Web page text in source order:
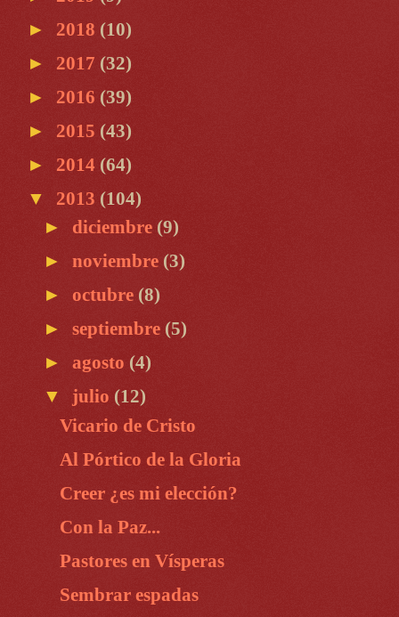
► 2018 (10)
► 2017 (32)
► 2016 (39)
► 2015 (43)
► 2014 (64)
▼ 2013 (104)
► diciembre (9)
► noviembre (3)
► octubre (8)
► septiembre (5)
► agosto (4)
▼ julio (12)
Vicario de Cristo
Al Pórtico de la Gloria
Creer ¿es mi elección?
Con la Paz...
Pastores en Vísperas
Sembrar espadas